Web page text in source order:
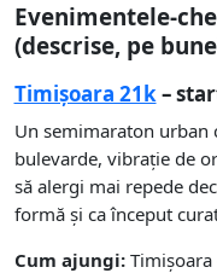
Evenimentele-
(descrise, pe
Timișoara 21k–
Un semimaraton urban
bulevarde, vibrație de
să alergi mai repede
formă și ca început
Cum ajungi:Timișoara